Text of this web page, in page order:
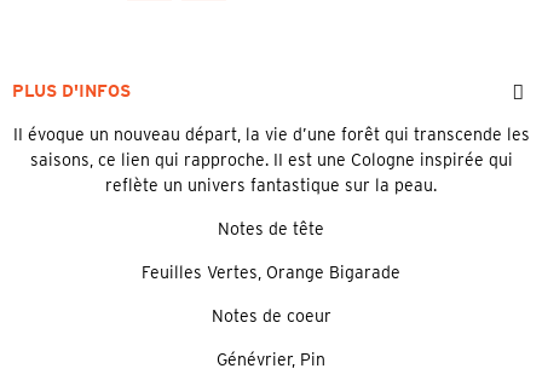
PLUS D'INFOS
II évoque un nouveau départ, la vie d’une forêt qui transcende les
saisons, ce lien qui rapproche. II est une Cologne inspirée qui
reflète un univers fantastique sur la peau.
Notes de tête
Feuilles Vertes, Orange Bigarade
Notes de coeur
Génévrier, Pin